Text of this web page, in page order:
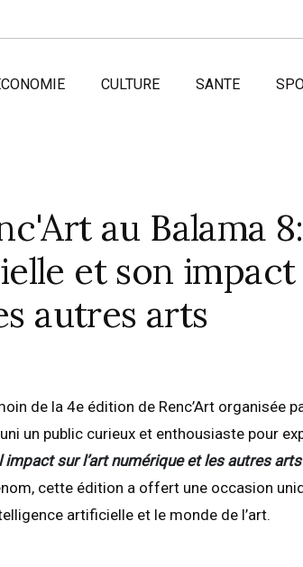
CULTURE SANTE
au Balama 8:
et son
autres arts
de la 4e édition de Renc’Art organisée
un public curieux et enthousiaste pour
impact sur l’art numérique et les autres arts
cette édition a offert une occasion
artificielle et le monde de l’art.